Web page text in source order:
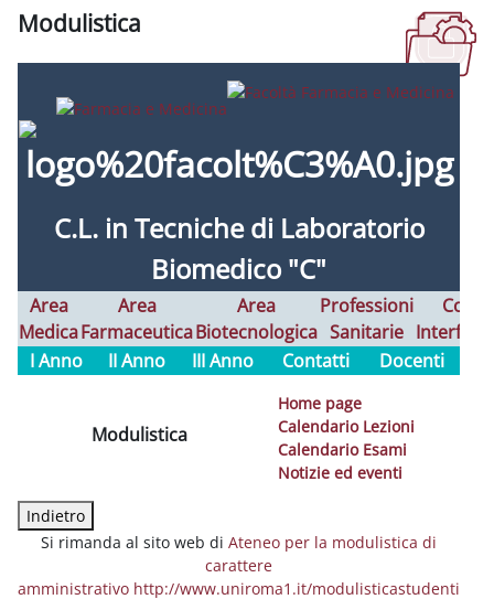
Modulistica
C.L. in Tecniche di Laboratorio
Biomedico "C"
Area
Medica
Area
Farmaceutica
Area
Biotecnologica
Professioni
Sanitarie
Corsi
I Anno
II Anno III Anno Contatti Docenti
Modulistica
Home page
Calendario Lezioni
Calendario Esami
Notizie ed eventi
Si rimanda al sito web di Ateneo per la modulistica di
carattere
amministrativo http://www.uniroma1.it/modulisticastudenti